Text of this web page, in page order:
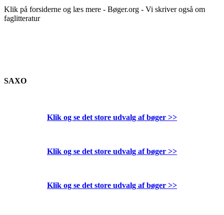
Klik på forsiderne og læs mere - Bøger.org - Vi skriver også om
faglitteratur
SAXO
Klik og se det store udvalg af bøger >>
Klik og se det store udvalg af bøger >>
Klik og se det store udvalg af bøger >>